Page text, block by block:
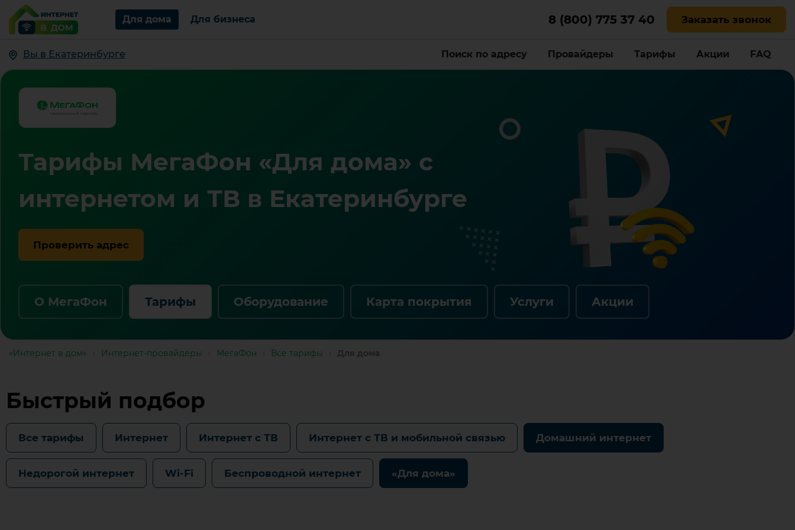
Для дома Для бизнеса 8 (800) 775 37 40 Заказать звонок
Вы в Екатеринбурге Поиск по адресу Провайдеры Тарифы Акции FAQ
Тарифы МегаФон «Для дома» с
интернетом и ТВ в Екатеринбурге
Проверить адрес
О МегаФон Тарифы Оборудование Карта покрытия Услуги Акции
«Интернет в дом» Интернет-провайдеры МегаФон Все тарифы
Быстрый подбор
Все тарифы Интернет Интернет с ТВ Интернет с ТВ и мобильной связью Домашний интернет
Недорогой интернет Wi-Fi Беспроводной интернет «Для дома»